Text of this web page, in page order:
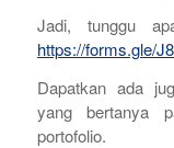
Jadi, tunggu
https://forms.gle/
Dapatkan ada
yang bertanya
portofolio.